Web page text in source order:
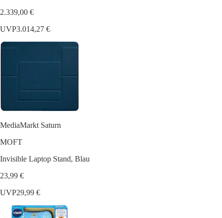
2.339,00 €
UVP3.014,27 €
MediaMarkt Saturn
MOFT
Invisible Laptop Stand, Blau
23,99 €
UVP29,99 €